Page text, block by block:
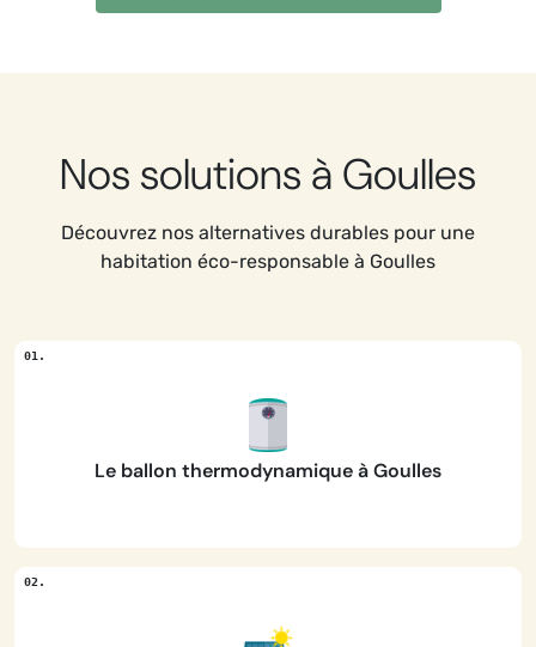
Nos solutions à Goulles
Découvrez nos alternatives durables pour une
habitation éco-responsable à Goulles
Le ballon thermodynamique à Goulles